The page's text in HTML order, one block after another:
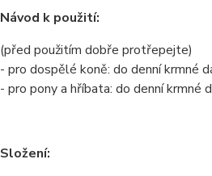
Návod k použití:
(před použitím dobře protřepejte)
- pro dospělé koně: do denní krmné
- pro pony a hříbata: do denní krmné
Složení: